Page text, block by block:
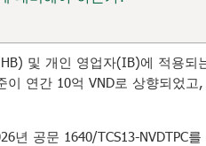
및 개인 영업자(IB)에 적용되
연간 10억 VND로 상향되었
공문 1640/TCS13-NVDTPC